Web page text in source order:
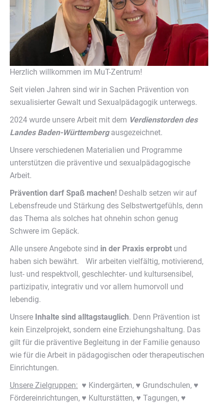
Herzlich willkommen im MuT-Zentrum!
Seit vielen Jahren sind wir in Sachen Prävention von
sexualisierter Gewalt und Sexualpädagogik unterwegs.
2024 wurde unsere Arbeit mit dem Verdienstorden des
Landes Baden-Württemberg ausgezeichnet.
Unsere verschiedenen Materialien und Programme
unterstützen die präventive und sexualpädagogische
Arbeit.
Prävention darf Spaß machen! Deshalb setzen wir auf
Lebensfreude und Stärkung des Selbstwertgefühls, denn
das Thema als solches hat ohnehin schon genug
Schwere im Gepäck.
Alle unsere Angebote sind in der Praxis erprobt und
haben sich bewährt. Wir arbeiten vielfältig, motivierend,
lust- und respektvoll, geschlechter- und kultursensibel,
partizipativ, integrativ und vor allem humorvoll und
lebendig.
Unsere Inhalte sind alltagstauglich. Denn Prävention ist
kein Einzelprojekt, sondern eine Erziehungshaltung. Das
gilt für die präventive Begleitung in der Familie genauso
wie für die Arbeit in pädagogischen oder therapeutischen
Einrichtungen.
Unsere Zielgruppen: ♥ Kindergärten, ♥ Grundschulen, ♥
Fördereinrichtungen, ♥ Kulturstätten, ♥ Tagungen, ♥